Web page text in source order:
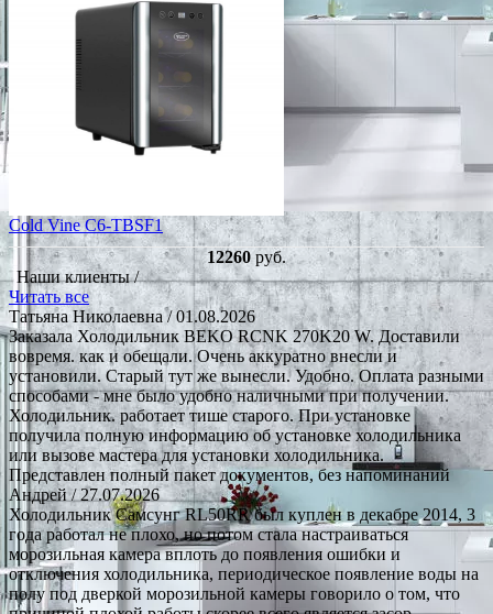
Cold Vine C6-TBSF1
12260руб.
Наши клиенты /
Читать все
Татьяна Николаевна/ 01.08.2026
Заказала Холодильник BEKO RCNK 270K20 W. Доставили
вовремя. как и обещали. Очень аккуратно внесли и
установили. Старый тут же вынесли. Удобно. Оплата разными
способами - мне было удобно наличными при получении.
Холодильник. работает тише старого. При установке
получила полную информацию об установке холодильника
или вызове мастера для установки холодильника.
Представлен полный пакет документов, без напоминаний
Андрей/ 27.07.2026
Холодильник Самсунг RL50RR был куплен в декабре 2014, 3
года работал не плохо, но потом стала настраиваться
морозильная камера вплоть до появления ошибки и
отключения холодильника, периодическое появление воды на
полу под дверкой морозильной камеры говорило о том, что